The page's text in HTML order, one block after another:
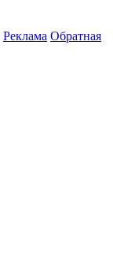
Реклама Обратная